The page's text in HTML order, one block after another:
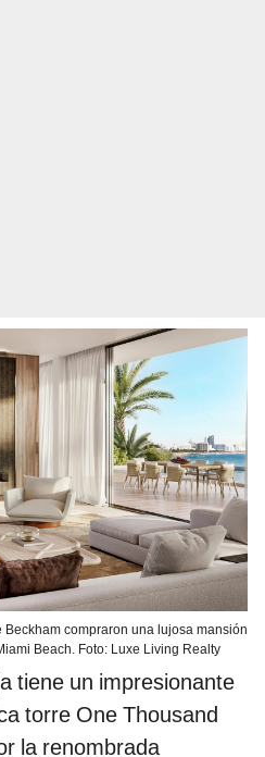
compraron una lujosa mansión
Beach. Foto: Luxe Living Realty
tiene un impresionante
torre One Thousand
la renombrada